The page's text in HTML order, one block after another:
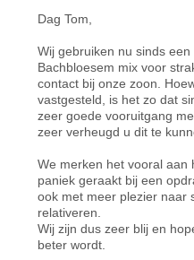
Dag Tom,
Wij gebruiken nu sinds
Bachbloesem mix voor
contact bij onze zoon.
vastgesteld, is het zo dat
zeer goede vooruitgang
zeer verheugd u dit te
We merken het vooral aan
paniek geraakt bij een
ook met meer plezier naar
relativeren.
Wij zijn dus zeer blij en
beter wordt.